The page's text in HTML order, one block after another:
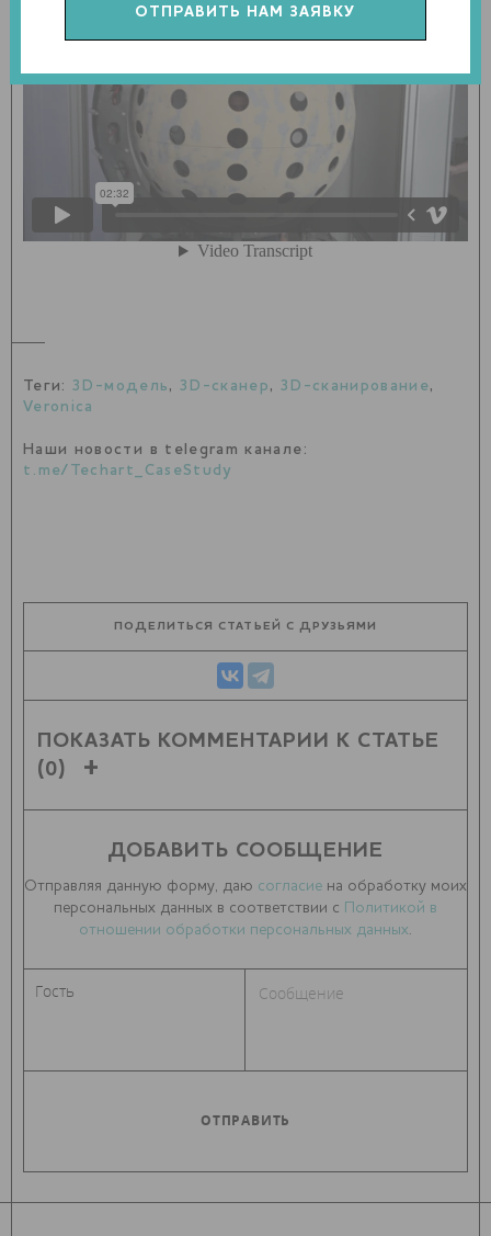
Теги:3D-модель , 3D-сканер , 3D-сканирование,
Veronica
Наши новости в telegram канале:
t.me/Techart_CaseStudy
ПОДЕЛИТЬСЯ СТАТЬЕЙ С ДРУЗЬЯМИ
ПОКАЗАТЬ КОММЕНТАРИИ К СТАТЬЕ
(0)
ДОБАВИТЬ СООБЩЕНИЕ
Отправляя данную форму, даю согласие на обработку моих
персональных данных в соответствии с Политикой в
отношении обработки персональных данных